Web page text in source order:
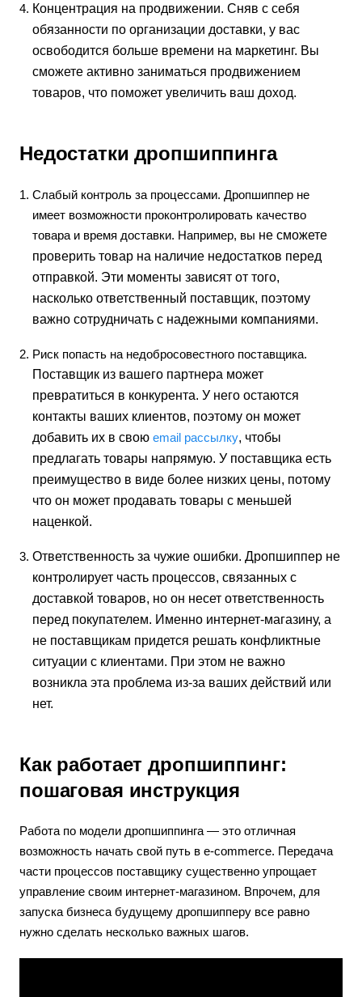
Концентрация на продвижении. Сняв с себя
обязанности по организации доставки, у вас
освободится больше времени на маркетинг. Вы
сможете активно заниматься продвижением
товаров, что поможет увеличить ваш доход.
Недостатки дропшиппинга
Слабый контроль за процессами. Дропшиппер не
имеет возможности проконтролировать качество
товара и время доставки. Например, вы не сможете
проверить товар на наличие недостатков перед
отправкой. Эти моменты зависят от того,
насколько ответственный поставщик, поэтому
важно сотрудничать с надежными компаниями.
Риск попасть на недобросовестного поставщика.
Поставщик из вашего партнера может
превратиться в конкурента. У него остаются
контакты ваших клиентов, поэтому он может
добавить их в свою email рассылку, чтобы
предлагать товары напрямую. У поставщика есть
преимущество в виде более низких цены, потому
что он может продавать товары с меньшей
наценкой.
Ответственность за чужие ошибки. Дропшиппер не
контролирует часть процессов, связанных с
доставкой товаров, но он несет ответственность
перед покупателем. Именно интернет-магазину, а
не поставщикам придется решать конфликтные
ситуации с клиентами. При этом не важно
возникла эта проблема из-за ваших действий или
нет.
Как работает дропшиппинг:
пошаговая инструкция
Работа по модели дропшиппинга — это отличная
возможность начать свой путь в e-commerce. Передача
части процессов поставщику существенно упрощает
управление своим интернет-магазином. Впрочем, для
запуска бизнеса будущему дропшипперу все равно
нужно сделать несколько важных шагов.